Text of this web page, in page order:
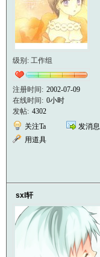
级别: 工作组
注册时间: 2002-07-09
在线时间: 0小时
发帖: 4302
关注Ta
发消息
用道具
sxl轩